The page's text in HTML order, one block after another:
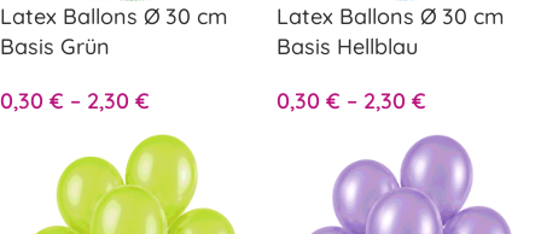
Latex Ballons Ø 30 cm
Basis Grün
0,30 € – 2,30 €
Latex Ballons Ø 30 cm
Basis Hellblau
0,30 € – 2,30 €